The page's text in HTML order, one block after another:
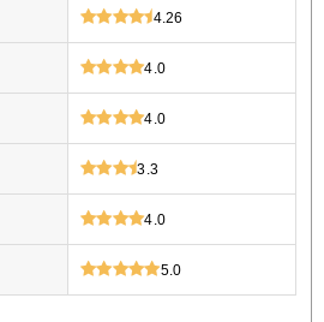
4.26
4.0
4.0
3.3
4.0
5.0